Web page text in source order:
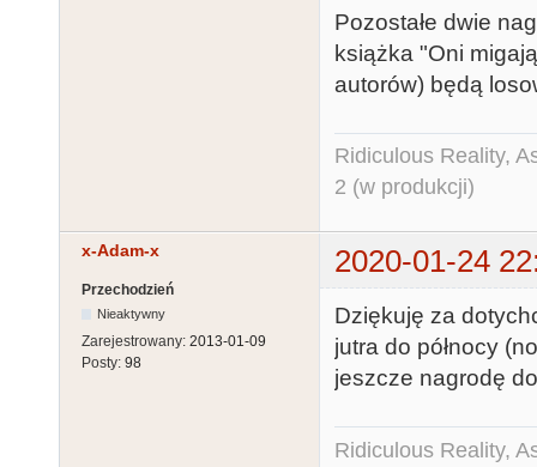
Pozostałe dwie
książka "Oni
autorów) będą
Ridiculous Reality,
2 (w produkcji)
x-Adam-x 2020-01-24
Przechodzień
Nieaktywny
Zarejestrowany: 2013-01-09
Posty: 98
Dziękuję za
jutra do północy
jeszcze nagrodę
Ridiculous Reality,